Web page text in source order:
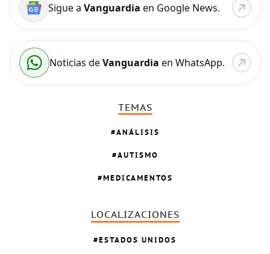
Sigue a Vanguardia en Google News.
Noticias deVanguardia en WhatsApp.
TEMAS
ANÁLISIS
AUTISMO
MEDICAMENTOS
LOCALIZACIONES
ESTADOS UNIDOS